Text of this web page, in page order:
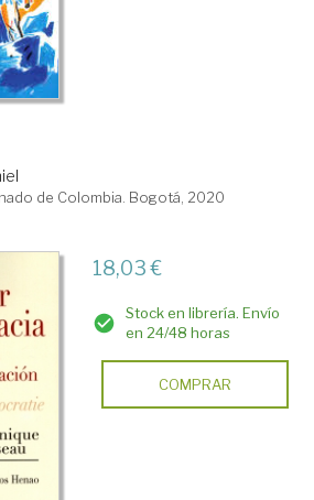
de Colombia. Bogotá, 2020
18,03 €
Stock en librería. Envío
en 24/48 horas
COMPRAR